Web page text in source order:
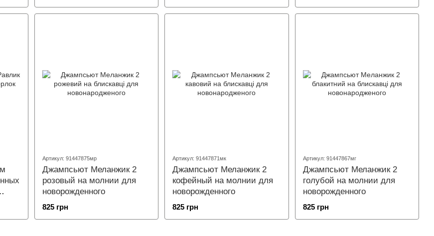
Артикул: 91447875мр
Джампсьют Меланжик 2
розовый на молнии для
новорожденного
825 грн
Артикул: 91447871мк
Джампсьют Меланжик 2
кофейный на молнии для
новорожденного
825 грн
Артикул: 91447867мг
Джампсьют Меланжик 2
голубой на молнии для
новорожденного
825 грн